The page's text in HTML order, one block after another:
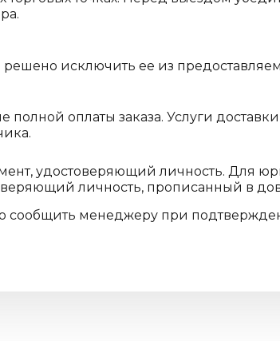
исключить ее из
оплаты заказа. Услуги
удостоверяющий личность. Для
личность, прописанный в
менеджеру при